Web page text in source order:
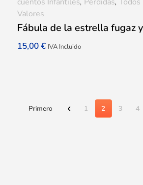
Fábula de la estrella fugaz
15,00€ IVA Incluido
Valores
Primero 1 2 3 4